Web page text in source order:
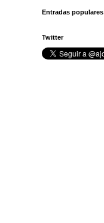
Entradas populares
Twitter